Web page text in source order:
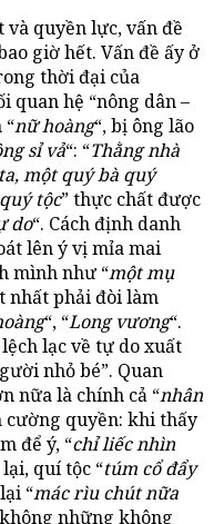
quyền lực, vấn đề
giờ hết. Vấn đề ấy ở
thời đại của
quan hệ “nông dân –
“nữ hoàng“, bị ông lão
sỉ vả“: “Thằng nhà
một quý bà quý
tộc” thực chất được
do“. Cách định danh
lên ý vị mỉa mai
mình như “một mụ
nhất phải đòi làm
“, “Long vương“.
lạc về tự do xuất
nhỏ bé”. Quan
nữa là chính cả “nhân
cường quyền: khi thấy
để ý, “chỉ liếc nhìn
quí tộc “túm cổ đẩy
“mác rìu chút nữa
những không